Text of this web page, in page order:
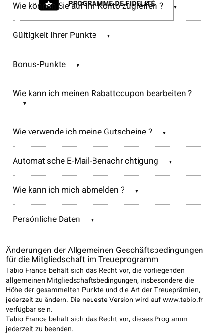
Wie können Sie auf Ihr Konto zugreifen ?
Gültigkeit Ihrer Punkte
Bonus-Punkte
Wie kann ich meinen Rabattcoupon bearbeiten ?
Wie verwende ich meine Gutscheine ?
Automatische E-Mail-Benachrichtigung
Wie kann ich mich abmelden ?
Persönliche Daten
Änderungen der Allgemeinen Geschäftsbedingungen
für die Mitgliedschaft im Treueprogramm
Tabio France behält sich das Recht vor, die vorliegenden
allgemeinen Mitgliedschaftsbedingungen, insbesondere die
Höhe der gesammelten Punkte und die Art der Treueprämien,
jederzeit zu ändern. Die neueste Version wird auf www.tabio.fr
verfügbar sein.
Tabio France behält sich das Recht vor, dieses Programm
jederzeit zu beenden.